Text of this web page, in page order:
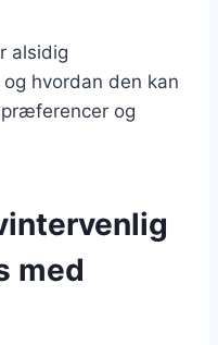
alsidig
hvordan den kan
og
med